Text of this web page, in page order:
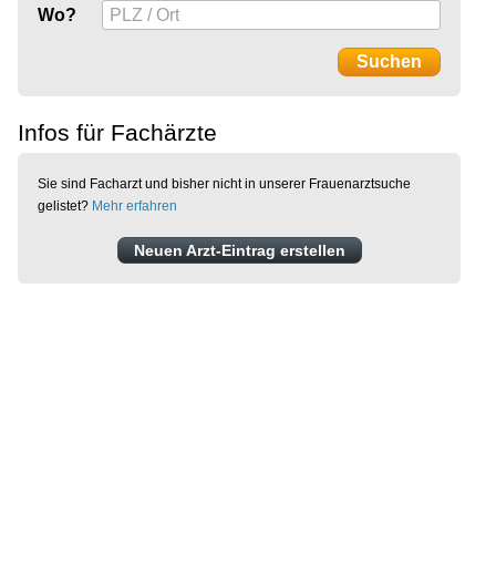
Wo?
Infos für Fachärzte
Sie sind Facharzt und bisher nicht in unserer Frauenarztsuche
gelistet? Mehr erfahren
Neuen Arzt-Eintrag erstellen